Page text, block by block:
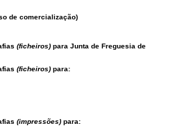
de comercialização)
(ficheiros) para Junta de Freguesia de
(ficheiros) para:
(impressões) para: